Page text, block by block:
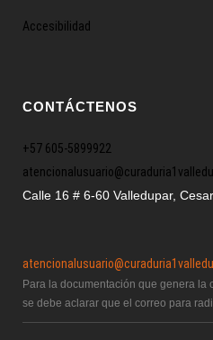
Accesibilidad
CONTÁCTENOS
+57 605-5899922
Calle 16 # 6-60 Valledupar, Cesar
Para la documentación que genera la
se debe aclarar que el correo para